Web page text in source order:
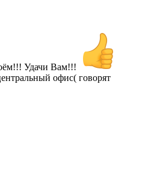
Удачи Вам!!!
офис( говорят